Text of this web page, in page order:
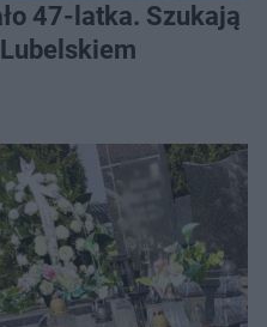
47-latka. Szukają